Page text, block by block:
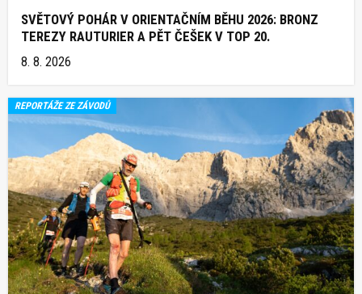
SVĚTOVÝ POHÁR V ORIENTAČNÍM BĚHU 2026: BRONZ
TEREZY RAUTURIER A PĚT ČEŠEK V TOP 20.
8. 8. 2026
REPORTÁŽE ZE ZÁVODŮ